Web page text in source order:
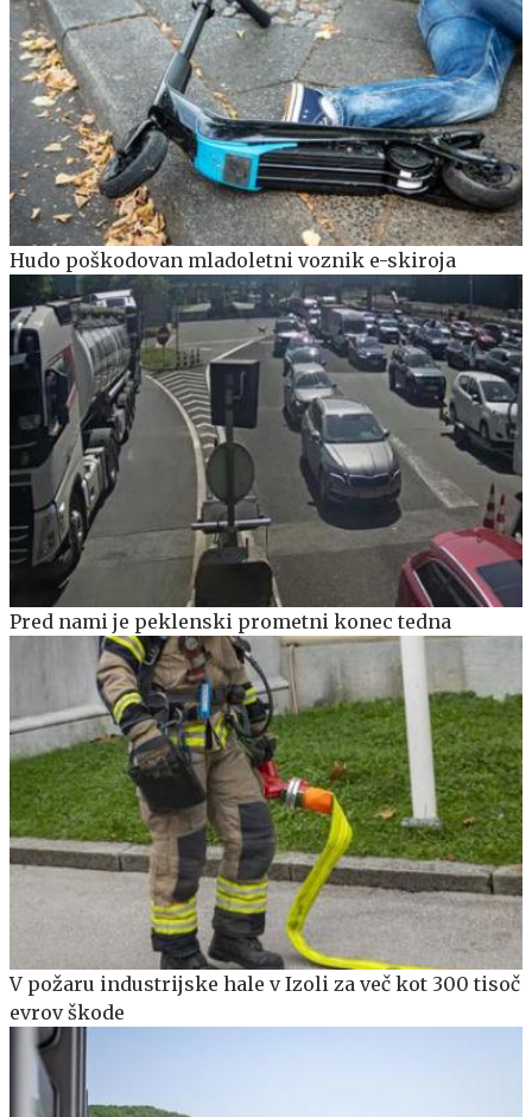
Hudo poškodovan mladoletni voznik e-skiroja
Pred nami je peklenski prometni konec tedna
V požaru industrijske hale v Izoli za več kot 300 tisoč
evrov škode